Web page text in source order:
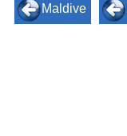
Maldive